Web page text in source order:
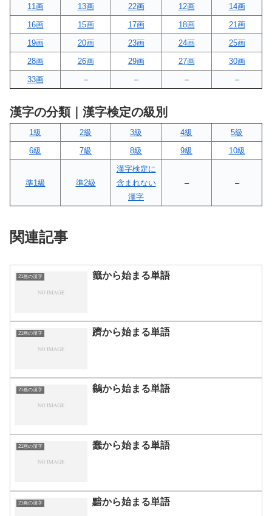
11画
13画 22画 12画
14画
16画
15画 17画 18画
21画
19画
20画 23画 24画
25画
28画
26画 29画 27画
30画
33画
– – – –
漢字の分類｜漢字検定の級別
1級 2級 3級 4級
5級
6級
7級 8級 9級 10級
準1級 準2級
漢字検定に
含まれない
漢字
– –
関連記事
21画の漢字 籖から始まる単語
21画の漢字 躋から始まる単語
21画の漢字 鶲から始まる単語
21画の漢字 蠢から始まる単語
21画の漢字 黯から始まる単語